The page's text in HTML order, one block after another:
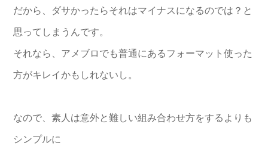
だから、ダサかったらそれはマイナスになるのでは？と
思ってしまうんです。
それなら、アメブロでも普通にあるフォーマット使った
方がキレイかもしれないし。
なので、素人は意外と難しい組み合わせ方をするよりも
シンプルに